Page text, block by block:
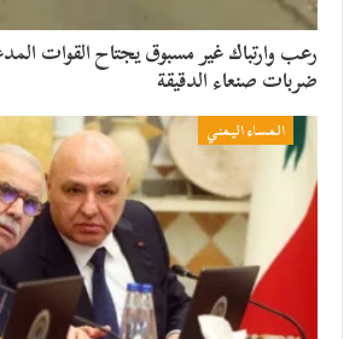
رعب وارتباك غير مسبوق يجتاح القوات
ضربات صنعاء الدقيقة
المساء اليمني